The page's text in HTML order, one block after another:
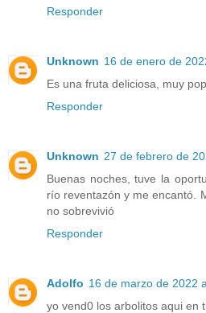
Responder
Unknown 16 de enero de
Es una fruta deliciosa, muy
Responder
Unknown 27 de febrero de
Buenas noches, tuve la
río reventazón y me encantó.
no sobrevivió
Responder
Adolfo 16 de marzo de 2022
yo vend0 los arbolitos aqui en